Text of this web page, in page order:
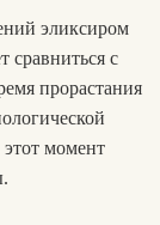
эликсиром
сравниться с
прорастания
момент